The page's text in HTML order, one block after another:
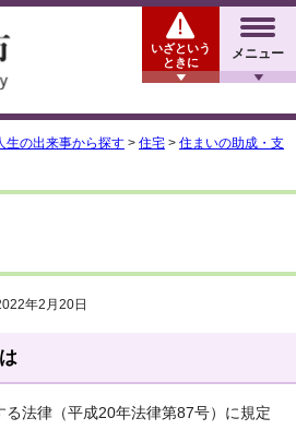
メニュー
いざという
ときに
生の出来事から探す > 住宅 > 住まいの助成・支
年2月20日
法律（平成20年法律第87号）に規定